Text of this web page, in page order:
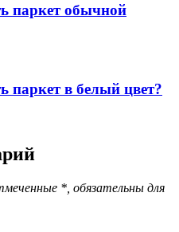
паркет обычной
паркет в белый цвет?
* , обязательны для